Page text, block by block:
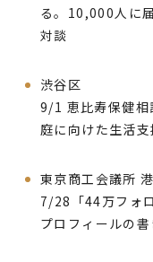
る。10,000人に
対談
渋谷区
9/1 恵比寿保健相
庭に向けた生活
東京商工会議所
7/28「44万フォ
プロフィールの